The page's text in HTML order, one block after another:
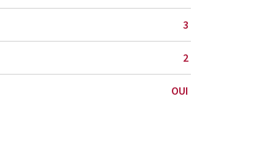
3
2
OUI